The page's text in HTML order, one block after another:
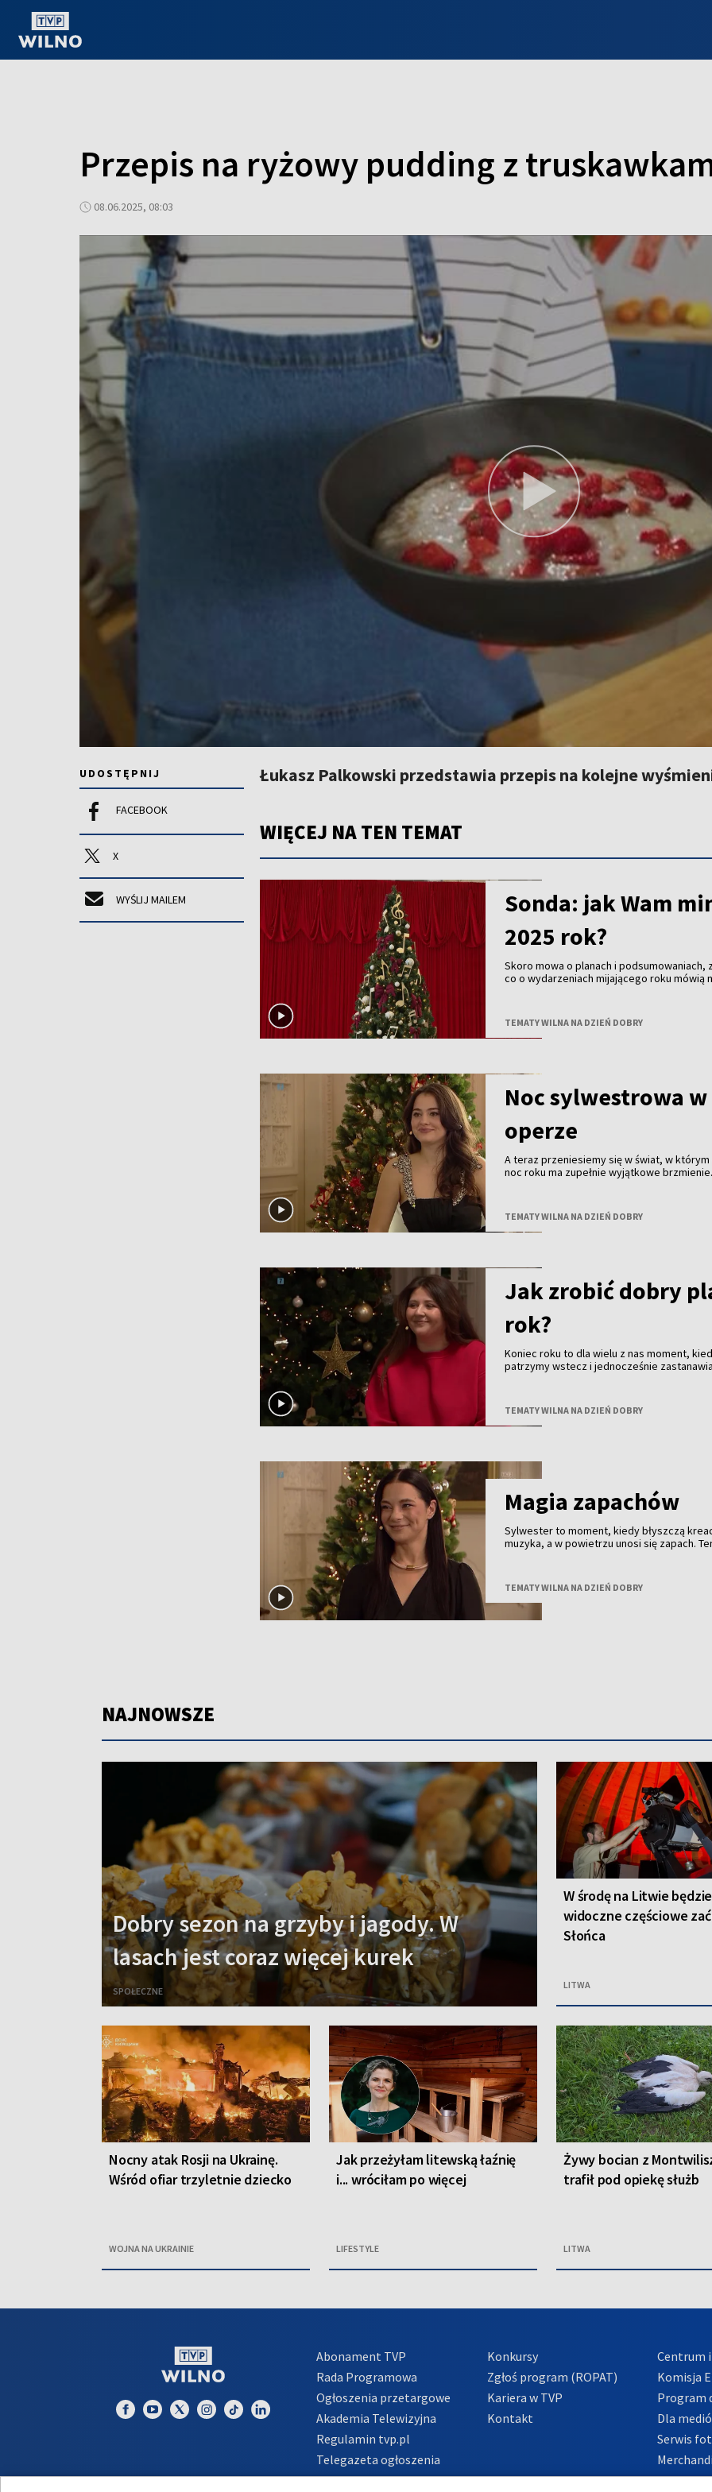
Przepis na ryżowy pudding z
08.06.2025, 08:03
UDOSTĘPNIJ
FACEBOOK
X
WYŚLIJ MAILEM
Łukasz Palkowski przedstawia przepis na kolejne
WIĘCEJ NA TEN TEMAT
Sonda: jak Wam
2025 rok?
Skoro mowa o planach i podsumowaniach,
co o wydarzeniach mijającego roku mówią
TEMATY WILNA NA DZIEŃ DOBRY
Noc sylwestrowa w
operze
A teraz przeniesiemy się w świat, w
noc roku ma zupełnie wyjątkowe
operze. To tradycja obecna od pokoleń —
pełna klasy. Jest z nami Małgorzata
śpiewaczka, artystka i osoba, która operę
TEMATY WILNA NA DZIEŃ DOBRY
Jak zrobić dobry
rok?
Koniec roku to dla wielu z nas moment,
patrzymy wstecz i jednocześnie
Opowie o tym Kamila Daszkiewicz -
coacherka, która na co dzień zajmuje się
osobistym, relacjami i codziennymi
TEMATY WILNA NA DZIEŃ DOBRY
Magia zapachów
Sylwester to moment, kiedy błyszczą
muzyka, a w powietrzu unosi się zapach.
wybrać perfumy idealne na tę wyjątkową
porozmawiamy z Dianą Podmostko –
perfum.
TEMATY WILNA NA DZIEŃ DOBRY
NAJNOWSZE
Dobry sezon na grzyby i jagody. W
lasach jest coraz więcej kurek
SPOŁECZNE
W środę na Litwie będzie
widoczne częściowe
Słońca
LITWA
Nocny atak Rosji na Ukrainę.
Wśród ofiar trzyletnie dziecko
WOJNA NA UKRAINIE
Jak przeżyłam litewską łaźnię
i... wróciłam po więcej
LIFESTYLE
Żywy bocian z
trafił pod opiekę służb
LITWA
Abonament TVP
Rada Programowa
Ogłoszenia przetargowe
Akademia Telewizyjna
Regulamin tvp.pl
Telegazeta ogłoszenia
Informacje o nadawcy
Konkursy
Zgłoś program (ROPAT)
Kariera w TVP
Kontakt
Centrum
Komisja
Program
Dla
Serwis
Polityka